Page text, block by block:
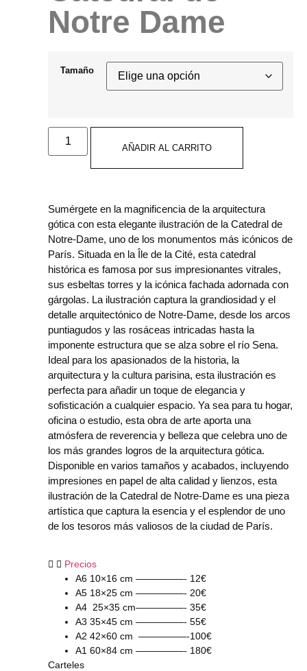
Notre Dame
Tamaño
AÑADIR AL CARRITO
Sumérgete en la magnificencia de la arquitectura
gótica con esta elegante ilustración de la Catedral de
Notre-Dame, uno de los monumentos más icónicos de
París. Situada en la Île de la Cité, esta catedral
histórica es famosa por sus impresionantes vitrales,
sus esbeltas torres y la icónica fachada adornada con
gárgolas. La ilustración captura la grandiosidad y el
detalle arquitectónico de Notre-Dame, desde los arcos
puntiagudos y las rosáceas intricadas hasta la
imponente estructura que se alza sobre el río Sena.
Ideal para los apasionados de la historia, la
arquitectura y la cultura parisina, esta ilustración es
perfecta para añadir un toque de elegancia y
sofisticación a cualquier espacio. Ya sea para tu hogar,
oficina o estudio, esta obra de arte aporta una
atmósfera de reverencia y belleza que celebra uno de
los más grandes logros de la arquitectura gótica.
Disponible en varios tamaños y acabados, incluyendo
impresiones en papel de alta calidad y lienzos, esta
ilustración de la Catedral de Notre-Dame es una pieza
artística que captura la esencia y el esplendor de uno
de los tesoros más valiosos de la ciudad de París.
Precios
A6 10×16 cm —————- 12€
A5 18×25 cm —————- 20€
A4 25×35 cm—————- 35€
A3 35×45 cm —————- 55€
A2 42×60 cm —————-100€
A1 60×84 cm —————- 180€
Carteles